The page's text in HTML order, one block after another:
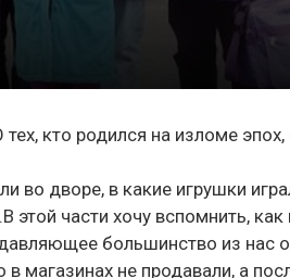
кто родился на изломе
во дворе, в какие игрушки
этой части хочу вспомнить,
большинство из нас
магазинах не продавали, а